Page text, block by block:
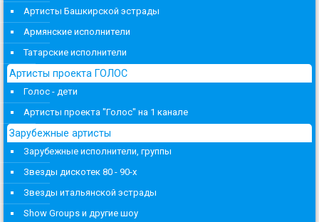
Артисты Башкирской эстрады
Армянские исполнители
Татарские исполнители
Артисты проекта ГОЛОС
Голос - дети
Артисты проекта "Голос" на 1 канале
Зарубежные артисты
Зарубежные исполнители, группы
Звезды дискотек 80 - 90-х
Звезды итальянской эстрады
Show Groups и другие шоу